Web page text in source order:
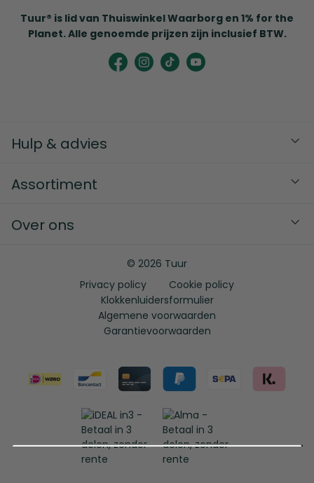
Tuur® is lid van Thuiswinkel Waarborg en 1% for the
Planet. Alle genoemde prijzen zijn inclusief BTW.
Hulp & advies
Assortiment
Over ons
© 2026 Tuur
Privacy policy
Cookie policy
Klokkenluidersformulier
Algemene voorwaarden
Garantievoorwaarden